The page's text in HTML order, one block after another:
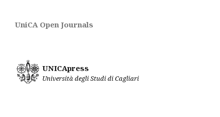
UniCA Open Journals
UNICApress
Università degli Studi di Cagliari